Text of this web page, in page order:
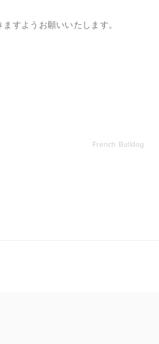
すようお願いいたします。
French Bulldog